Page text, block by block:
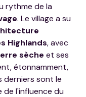
rythme de la
. Le village a su
Highlands, avec
sèche et ses
étonnamment,
derniers sont le
de l'influence du